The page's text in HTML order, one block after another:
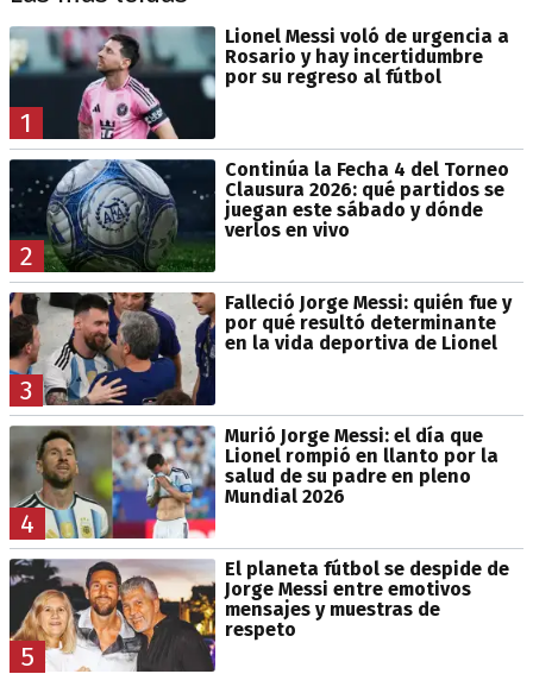
1
Lionel Messi voló de urgencia a
Rosario y hay incertidumbre
por su regreso al fútbol
2
Continúa la Fecha 4 del Torneo
Clausura 2026: qué partidos se
juegan este sábado y dónde
verlos en vivo
3
Falleció Jorge Messi: quién fue y
por qué resultó determinante
en la vida deportiva de Lionel
4
Murió Jorge Messi: el día que
Lionel rompió en llanto por la
salud de su padre en pleno
Mundial 2026
5
El planeta fútbol se despide de
Jorge Messi entre emotivos
mensajes y muestras de
respeto